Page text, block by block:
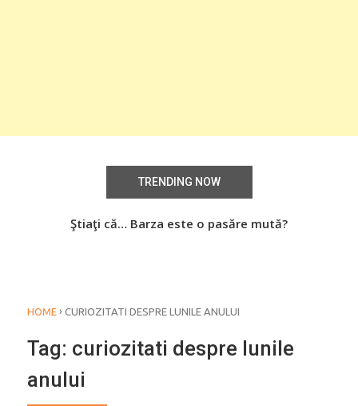
TRENDING NOW
Ştiaţi că… Barza este o pasăre mută?
HOME › CURIOZITATI DESPRE LUNILE ANULUI
Tag: curiozitati despre lunile
anului